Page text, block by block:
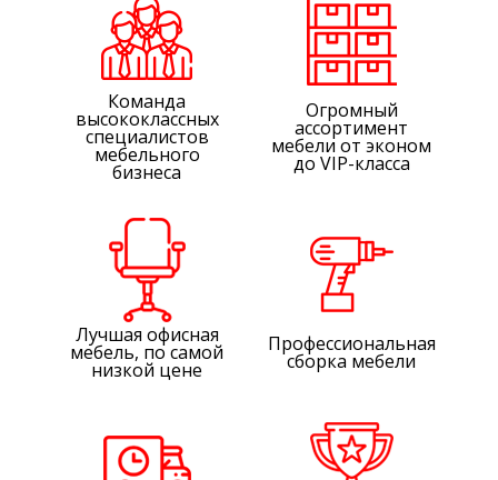
Команда
высококлассных
специалистов
мебельного
бизнеса
Огромный
ассортимент
мебели от эконом
до VIP-класса
Лучшая офисная
мебель, по самой
низкой цене
Профессиональная
сборка мебели